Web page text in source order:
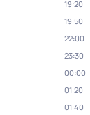
19:20
19:50
22:00
23:30
00:00
01:20
01:40